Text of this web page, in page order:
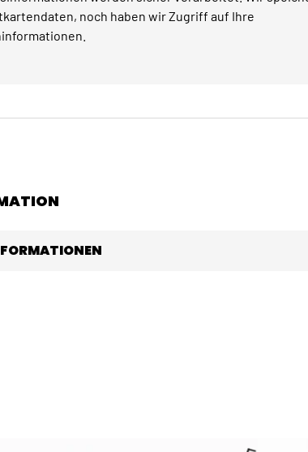
noch haben wir Zugriff auf Ihre